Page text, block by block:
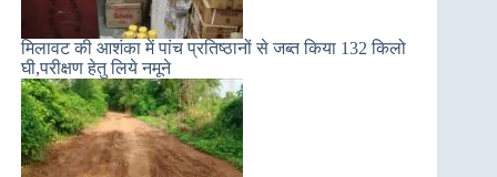
मिलावट की आशंका में पांच प्रतिष्ठानों से जब्त किया 132 किलो
घी,परीक्षण हेतु लिये नमूने